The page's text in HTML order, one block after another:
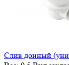
Слив донный